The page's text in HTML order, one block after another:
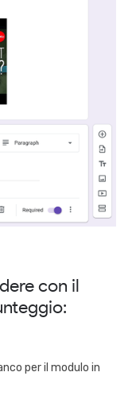
con il
per il modulo in